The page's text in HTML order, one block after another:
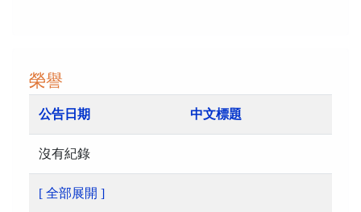
榮譽
公告日期 中文標題
沒有紀錄
[ 全部展開 ]